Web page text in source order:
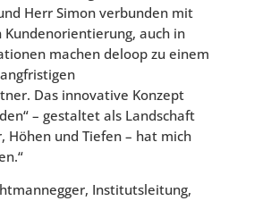
Herr Simon verbunden mit
auch in
machen deloop zu einem
Das innovative Konzept
– gestaltet als Landschaft
Höhen und Tiefen – hat mich
Institutsleitung,